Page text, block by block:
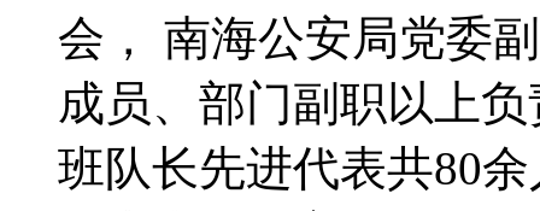
会， 南海公安局党委
成员、部门副职以上
班队长先进代表共80